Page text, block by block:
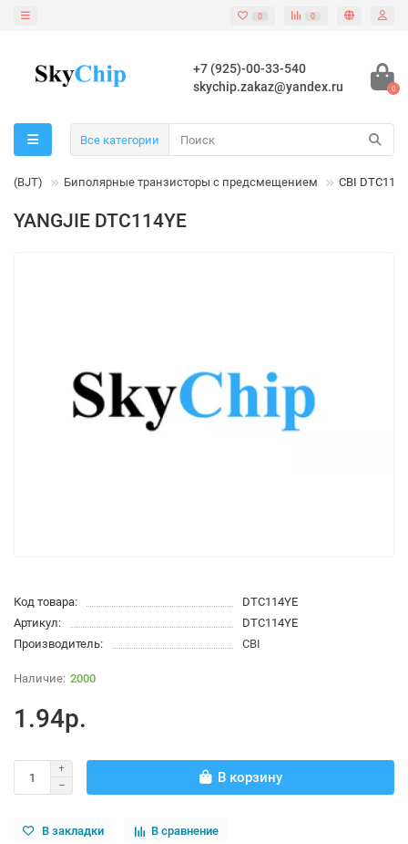
0 0
+7 (925)-00-33-540
skychip.zakaz@yandex.ru
0
Все категории
(BJT) Биполярные транзисторы с предсмещением CBI
YANGJIE DTC114YE
Код товара:
DTC114YE
Артикул:
DTC114YE
Производитель:
CBI
2000
1.94р.
В корзину
В закладки В сравнение